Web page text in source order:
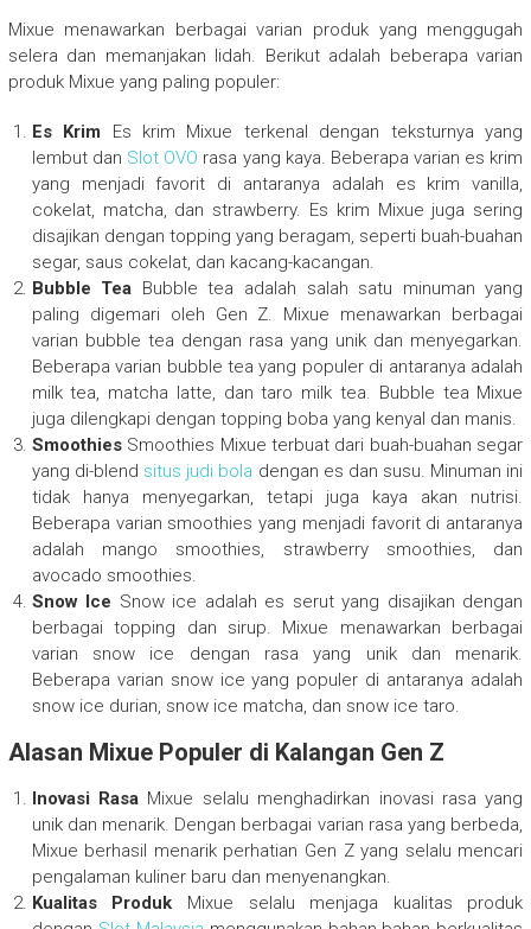
Mixue menawarkan berbagai varian produk yang menggugah
selera dan memanjakan lidah. Berikut adalah beberapa varian
produk Mixue yang paling populer:
Es Krim Es krim Mixue terkenal dengan teksturnya yang
lembut dan Slot OVO rasa yang kaya. Beberapa varian es krim
yang menjadi favorit di antaranya adalah es krim vanilla,
cokelat, matcha, dan strawberry. Es krim Mixue juga sering
disajikan dengan topping yang beragam, seperti buah-buahan
segar, saus cokelat, dan kacang-kacangan.
Bubble Tea Bubble tea adalah salah satu minuman yang
paling digemari oleh Gen Z. Mixue menawarkan berbagai
varian bubble tea dengan rasa yang unik dan menyegarkan.
Beberapa varian bubble tea yang populer di antaranya adalah
milk tea, matcha latte, dan taro milk tea. Bubble tea Mixue
juga dilengkapi dengan topping boba yang kenyal dan manis.
SmoothiesSmoothies Mixue terbuat dari buah-buahan segar
yang di-blend situs judi bola dengan es dan susu. Minuman ini
tidak hanya menyegarkan, tetapi juga kaya akan nutrisi.
Beberapa varian smoothies yang menjadi favorit di antaranya
adalah mango smoothies, strawberry smoothies, dan
avocado smoothies.
Snow Ice Snow ice adalah es serut yang disajikan dengan
berbagai topping dan sirup. Mixue menawarkan berbagai
varian snow ice dengan rasa yang unik dan menarik.
Beberapa varian snow ice yang populer di antaranya adalah
snow ice durian, snow ice matcha, dan snow ice taro.
Alasan Mixue Populer di Kalangan Gen Z
Inovasi Rasa Mixue selalu menghadirkan inovasi rasa yang
unik dan menarik. Dengan berbagai varian rasa yang berbeda,
Mixue berhasil menarik perhatian Gen Z yang selalu mencari
pengalaman kuliner baru dan menyenangkan.
Kualitas Produk Mixue selalu menjaga kualitas produk